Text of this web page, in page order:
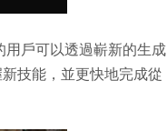
用戶可以透過嶄新的生成
技能，並更快地完成從